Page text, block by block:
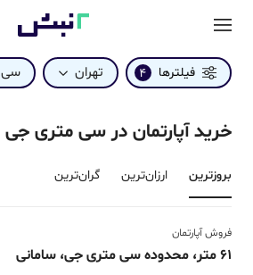
فیلترها 4 تهران سی
خرید آپارتمان در سی متری جی
بروزترین‌ ارزان‌ترین گران‌ترین
فروش آپارتمان
61 متر، محدوده سی متری جی، سامانی